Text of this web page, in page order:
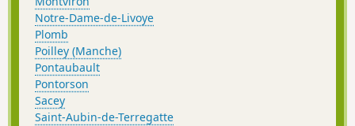
Notre-Dame-de-Livoye
Plomb
Poilley (Manche)
Pontaubault
Pontorson
Sacey
Saint-Aubin-de-Terregatte